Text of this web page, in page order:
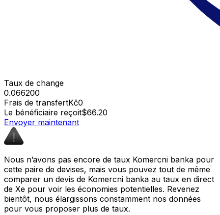
Taux de change
0.066200
Frais de transfertKč0
Le bénéficiaire reçoit$66.20
Envoyer maintenant
Nous n’avons pas encore de taux Komercni banka pour
cette paire de devises, mais vous pouvez tout de même
comparer un devis de Komercni banka au taux en direct
de Xe pour voir les économies potentielles. Revenez
bientôt, nous élargissons constamment nos données
pour vous proposer plus de taux.